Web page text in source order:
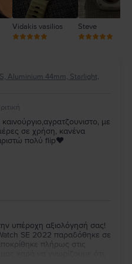
Vidakis vasilios Steve
Aluminium 44mm, Starlight,
με
σε χρήση, κανένα
πολύ flip❤️
υπέροχη αξιολόγησή σας!
SE 2022 παραδόθηκε σε
πλήρως στις